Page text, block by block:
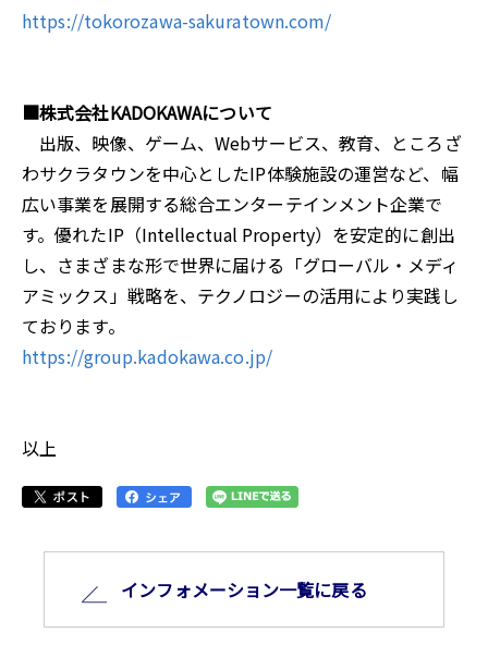
https://tokorozawa-sakuratown.com/
■株式会社KADOKAWAについて
出版、映像、ゲーム、Webサービス、教育、ところざ
わサクラタウンを中心としたIP体験施設の運営など、幅
広い事業を展開する総合エンターテインメント企業で
す。優れたIP（Intellectual Property）を安定的に創出
し、さまざまな形で世界に届ける「グローバル・メディ
アミックス」戦略を、テクノロジーの活用により実践し
ております。
https://group.kadokawa.co.jp/
以上
インフォメーション⼀覧に戻る